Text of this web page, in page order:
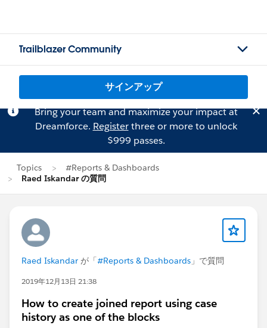
Trailblazer Community
サインアップ
Bring your team and maximize your impact at
Dreamforce. Registerthree or more to unlock
$999 passes.
Topics
#Reports & Dashboards
Raed Iskandar の質問
Raed Iskandar が「#Reports & Dashboards 」で質問
2019年12月13日 21:38
How to create joined report using case
history as one of the blocks